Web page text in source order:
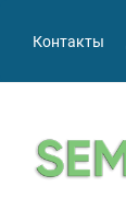
Контакты